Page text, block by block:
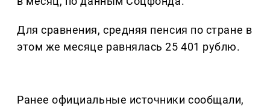
Для сравнения, средняя пенсия по стране в
этом же месяце равнялась 25 401 рублю.
Ранее официальные источники сообщали,